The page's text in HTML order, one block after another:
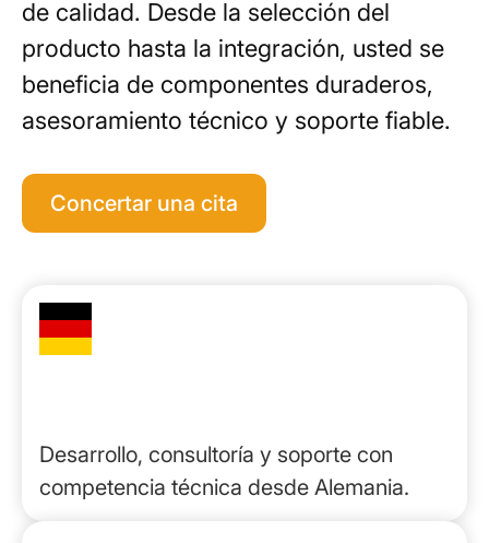
de calidad. Desde la selección del
producto hasta la integración, usted se
beneficia de componentes duraderos,
asesoramiento técnico y soporte fiable.
Concertar una cita
Desarrollo, consultoría y soporte con
competencia técnica desde Alemania.